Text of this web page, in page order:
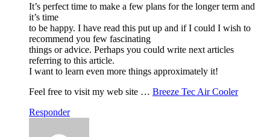
It’s perfect time to make a few plans for the longer term and
it’s time
to be happy. I have read this put up and if I could I wish to
recommend you few fascinating
things or advice. Perhaps you could write next articles
referring to this article.
I want to learn even more things approximately it!
Feel free to visit my web site … Breeze Tec Air Cooler
Responder